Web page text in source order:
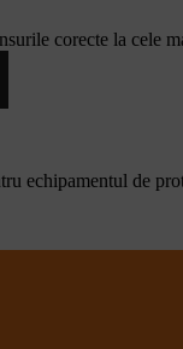
corecte la cele
echipamentul de